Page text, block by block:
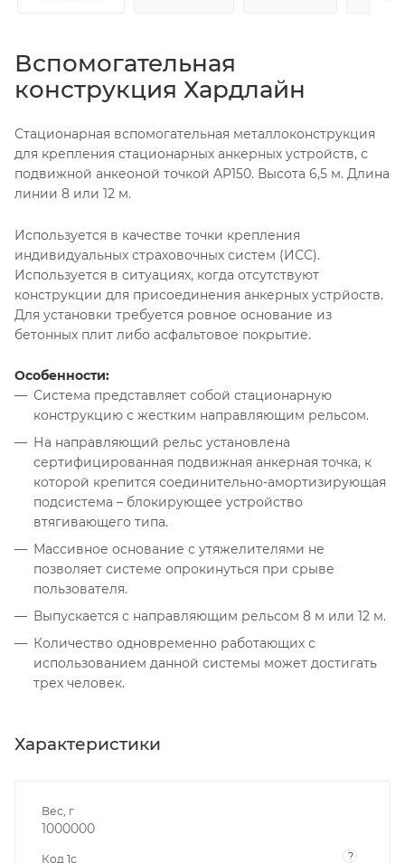
Вспомогательная
конструкция Хардлайн
Стационарная вспомогательная металлоконструкция
для крепления стационарных анкерных устройств, с
подвижной анкеоной точкой AP150. Высота 6,5 м. Длина
линии 8 или 12 м.
Используется в качестве точки крепления
индивидуальных страховочных систем (ИСС).
Используется в ситуациях, когда отсутствуют
конструкции для присоединения анкерных устрйоств.
Для установки требуется ровное основание из
бетонных плит либо асфальтовое покрытие.
Особенности:
Система представляет собой стационарную
конструкцию с жестким направляющим рельсом.
На направляющий рельс установлена
сертифицированная подвижная анкерная точка, к
которой крепится соединительно-амортизирующая
подсистема – блокирующее устройство
втягивающего типа.
Массивное основание с утяжелителями не
позволяет системе опрокинуться при срыве
пользователя.
Выпускается с направляющим рельсом 8 м или 12 м.
Количество одновременно работающих с
использованием данной системы может достигать
трех человек.
Характеристики
Вес, г
1000000
Код 1с ?